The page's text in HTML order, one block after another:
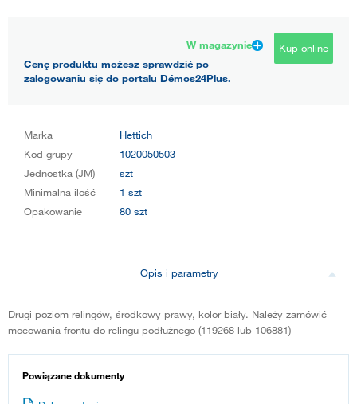
W magazynie
Cenę produktu możesz sprawdzić po
zalogowaniu się do portalu Démos24Plus.
Kup online
Marka
Hettich
Kod grupy
1020050503
Jednostka (JM)
szt
Minimalna ilość
1 szt
Opakowanie
80 szt
Opis i parametry
Drugi poziom relingów, środkowy prawy, kolor biały. Należy zamówić
mocowania frontu do relingu podłużnego (119268 lub 106881)
Powiązane dokumenty